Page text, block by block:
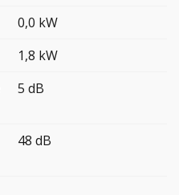
0,0 kW
1,8 kW
5 dB
48 dB